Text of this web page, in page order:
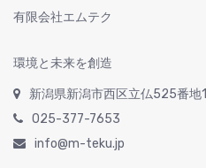
有限会社エムテク
環境と未来を創造
新潟県新潟市西区立仏525番地1
025-377-7653
info@m-teku.jp